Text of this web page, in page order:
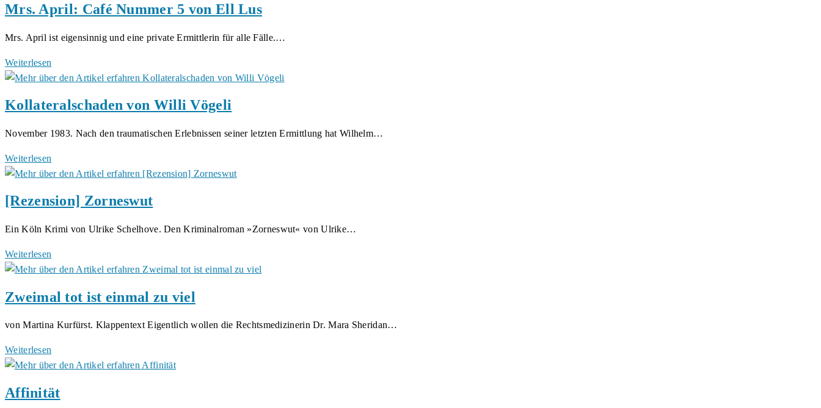
Von
eigenen
gejagt,
sie
Menschen
einer
Katastrophe
bewahren
von
Juchin
Mrs. April: Café Nummer 5 von Ell Lus
Mrs. April ist eigensinnig und eine private Ermittlerin für alle Fälle.…
Weiterlesen
April:
Nummer
von
Lus
Kollateralschaden von Willi Vögeli
November 1983. Nach den traumatischen Erlebnissen seiner letzten Ermittlung hat Wilhelm…
Weiterlesen
von
Vögeli
[Rezension] Zorneswut
Ein Köln Krimi von Ulrike Schelhove. Den Kriminalroman »Zorneswut« von Ulrike…
Weiterlesen
Zorneswut
Zweimal tot ist einmal zu viel
von Martina Kurfürst. Klappentext Eigentlich wollen die Rechtsmedizinerin Dr. Mara Sheridan…
Weiterlesen
tot
einmal
Affinität